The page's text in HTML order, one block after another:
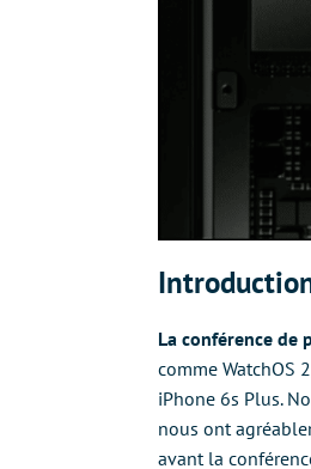
La conférence de
comme WatchOS
iPhone 6s Plus.
nous ont
avant la